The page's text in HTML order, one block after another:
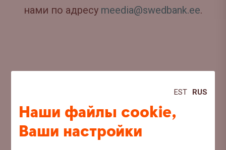
EST RUS
Наши файлы cookie,
Ваши настройки
нами по адресу meedia@swedbank.ee.